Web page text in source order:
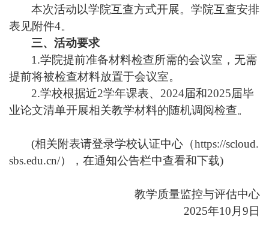
本次活动以学院互查方式开展。学院互查安排
表见附件4。
三、活动要求
1.学院提前准备材料检查所需的会议室，无需
提前将被检查材料放置于会议室。
2.学校根据近2学年课表、2024届和2025届毕
业论文清单开展相关教学材料的随机调阅检查。
(相关附表请登录学校认证中心（https://scloud.
sbs.edu.cn/），在通知公告栏中查看和下载)
教学质量监控与评估中心
2025年10月9日